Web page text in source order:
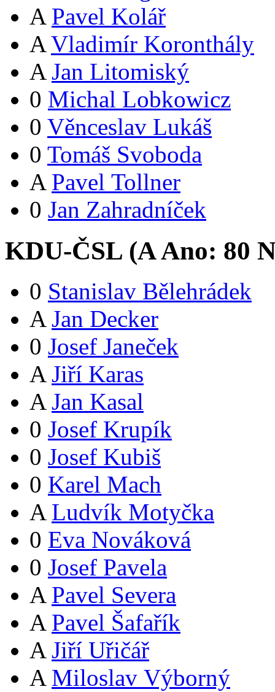
A Pavel Kolář
A Vladimír Koronthály
A Jan Litomiský
0 Michal Lobkowicz
0 Věnceslav Lukáš
0 Tomáš Svoboda
A Pavel Tollner
0 Jan Zahradníček
KDU-ČSL (AAno: 80
0 Stanislav Bělehrádek
A Jan Decker
0 Josef Janeček
A Jiří Karas
A Jan Kasal
0 Josef Krupík
0 Josef Kubiš
0 Karel Mach
A Ludvík Motyčka
0 Eva Nováková
0 Josef Pavela
A Pavel Severa
A Pavel Šafařík
A Jiří Uřičář
A Miloslav Výborný